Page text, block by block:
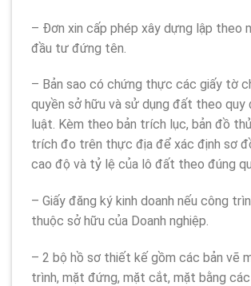
– Đơn xin cấp phép xây dựng lập theo
đầu tư đứng tên.
– Bản sao có chứng thực các giấy tờ
quyền sở hữu và sử dụng đất theo quy
luật. Kèm theo bản trích lục, bản đồ
trích đo trên thực địa để xác định sơ
cao độ và tỷ lệ của lô đất theo đúng
– Giấy đăng ký kinh doanh nếu công
thuộc sở hữu của Doanh nghiệp.
– 2 bộ hồ sơ thiết kế gồm các bản vẽ
trình, mặt đứng, mặt cắt, mặt bằng